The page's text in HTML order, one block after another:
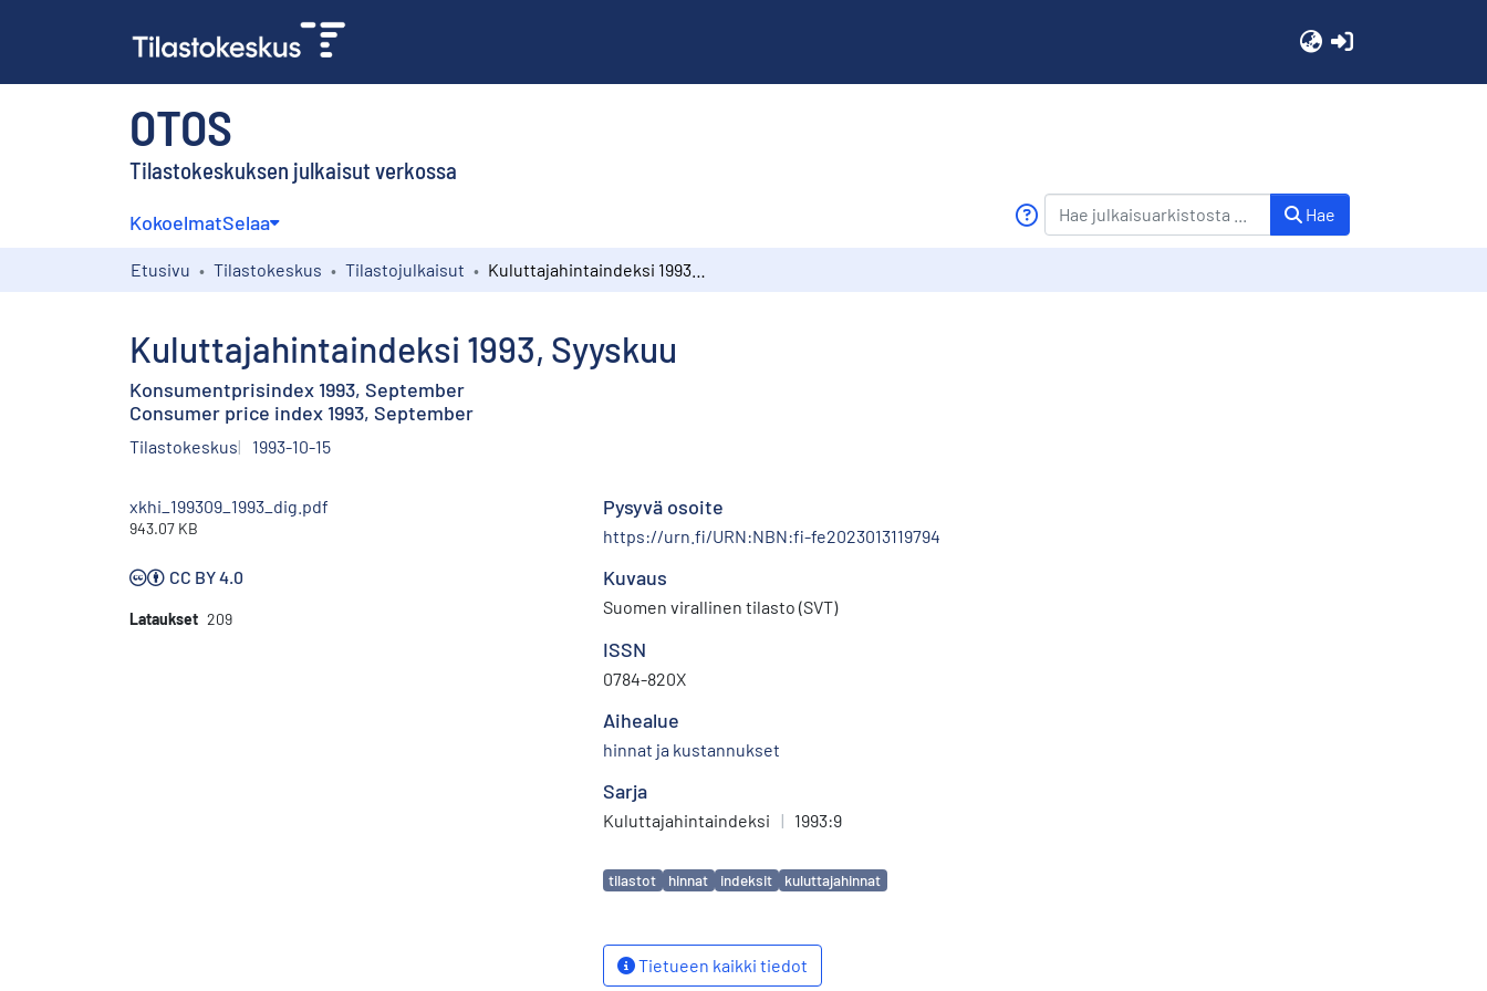
OTOS
Tilastokeskuksen julkaisut verkossa
KokoelmatSelaa Hae
Etusivu Tilastokeskus Tilastojulkaisut
Kuluttajahintaindeksi 1993, Syyskuu
Konsumentprisindex 1993, September
Consumer price index 1993, September
Tilastokeskus 1993-10-15
xkhi_199309_1993_dig.pdf
943.07 KB
CC BY 4.0
Lataukset 209
Pysyvä osoite
https://urn.fi/URN:NBN:fi-fe2023013119794
Kuvaus
Suomen virallinen tilasto (SVT)
ISSN
0784-820X
Aihealue
hinnat ja kustannukset
Sarja
Kuluttajahintaindeksi | 1993:9
Avainsanat
tilastot hinnat indeksit kuluttajahinnat
Tietueen kaikki tiedot